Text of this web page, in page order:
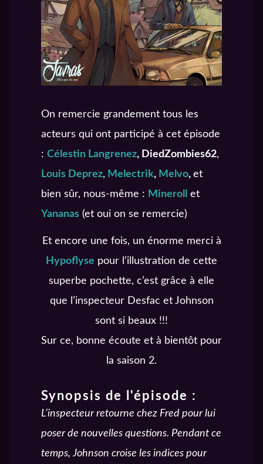
On remercie grandement tous les
acteurs qui ont participé à cet épisode
: Célestin Langrenez, DiedZombies62,
Louis Deprez, Melectrik, Melvo, et
bien sûr, nous-même : Mineroll
et
Yananas (et oui on se remercie)
Et encore une fois, un énorme merci à
Hypoflyse pour l’illustration de cette
superbe pochette, c’est grâce à elle
que l’inspecteur Desfac et Johnson
sont si beaux !!!
Sur ce, bonne écoute et à bientôt pour
la saison 2.
Synopsis de l'épisode :
L’inspecteur retourne chez Fred pour lui
poser de nouvelles questions. Pendant ce
temps, Johnson croise les indices pour